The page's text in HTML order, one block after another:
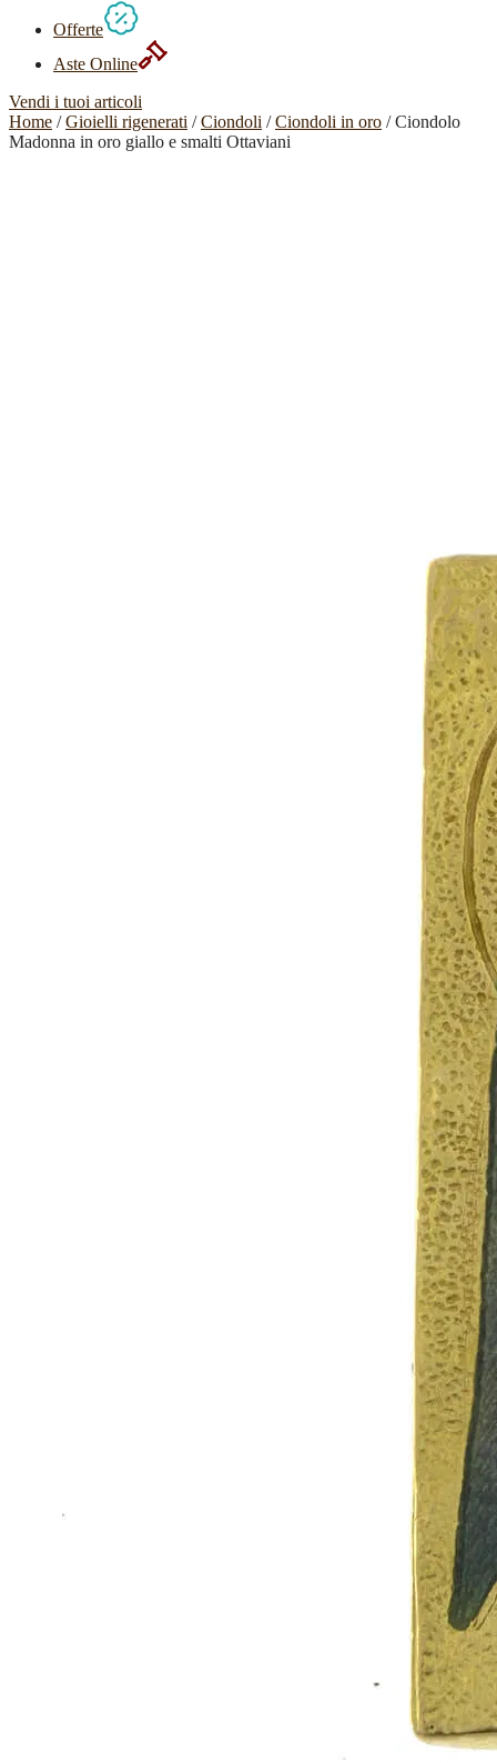
Offerte
Aste Online
Vendi i tuoi articoli
Home /Gioielli rigenerati /Ciondoli /Ciondoli in oro / Ciondolo
Madonna in oro giallo e smalti Ottaviani